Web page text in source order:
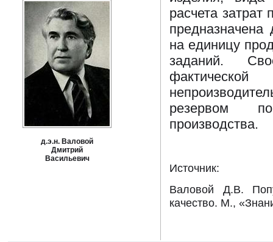
д.э.н. Валовой
Дмитрий
Васильевич
расчета
предназначена
на единицу
заданий.
резервом
производства.
Источник:
Валовой Д.В.
качество. М.,